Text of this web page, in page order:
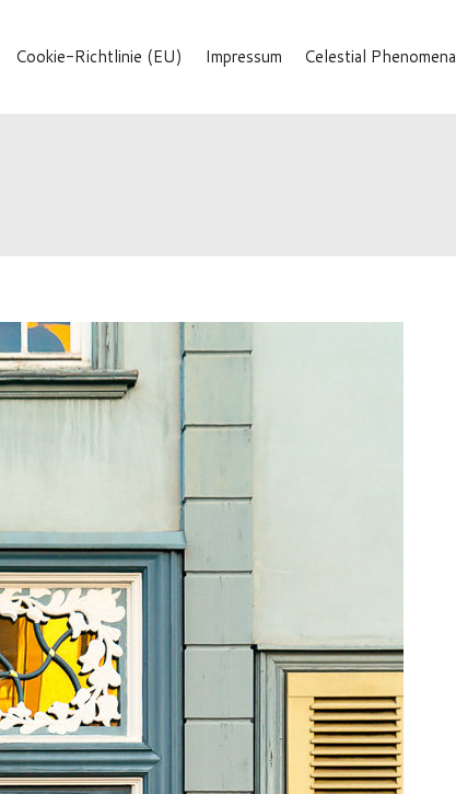
Cookie-Richtlinie (EU) Impressum Celestial Phenomena